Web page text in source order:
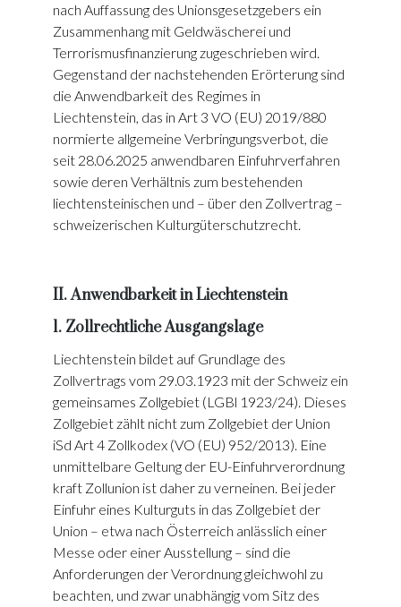
nach Auffassung des Unionsgesetzgebers ein
Zusammenhang mit Geldwäscherei und
Terrorismusfinanzierung zugeschrieben wird.
Gegenstand der nachstehenden Erörterung sind
die Anwendbarkeit des Regimes in
Liechtenstein, das in Art 3 VO (EU) 2019/880
normierte allgemeine Verbringungsverbot, die
seit 28.06.2025 anwendbaren Einfuhrverfahren
sowie deren Verhältnis zum bestehenden
liechtensteinischen und – über den Zollvertrag –
schweizerischen Kulturgüterschutzrecht.
II. Anwendbarkeit in Liechtenstein
1. Zollrechtliche Ausgangslage
Liechtenstein bildet auf Grundlage des
Zollvertrags vom 29.03.1923 mit der Schweiz ein
gemeinsames Zollgebiet (LGBl 1923/24). Dieses
Zollgebiet zählt nicht zum Zollgebiet der Union
iSd Art 4 Zollkodex (VO (EU) 952/2013). Eine
unmittelbare Geltung der EU-Einfuhrverordnung
kraft Zollunion ist daher zu verneinen. Bei jeder
Einfuhr eines Kulturguts in das Zollgebiet der
Union – etwa nach Österreich anlässlich einer
Messe oder einer Ausstellung – sind die
Anforderungen der Verordnung gleichwohl zu
beachten, und zwar unabhängig vom Sitz des